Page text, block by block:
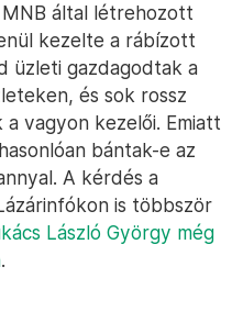
által létrehozott
kezelte a rábízott
üzleti gazdagodtak a
és sok rossz
vagyon kezelői. Emiatt
bántak-e az
A kérdés a
is többször
László György még
.